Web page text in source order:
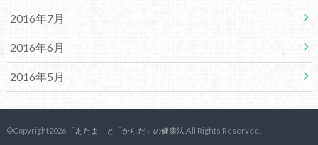
2016年7月
2016年6月
2016年5月
©Copyright2026 「あたま」と「からだ」の健康法.All Rights Reserved.